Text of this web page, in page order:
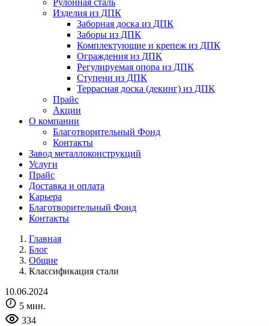
Рулонная сталь
Изделия из ДПК
Заборная доска из ДПК
Заборы из ДПК
Комплектующие и крепеж из ДПК
Ограждения из ДПК
Регулируемая опора из ДПК
Ступени из ДПК
Террасная доска (декинг) из ДПК
Прайс
Акции
О компании
Благотворительный Фонд
Контакты
Завод металлоконструкций
Услуги
Прайс
Доставка и оплата
Карьера
Благотворительный Фонд
Контакты
Главная
Блог
Общие
Классификация стали
10.06.2024
5 мин.
334